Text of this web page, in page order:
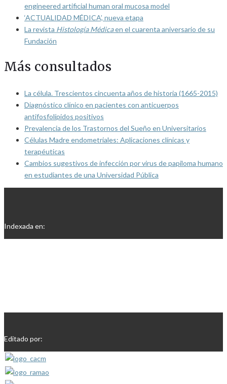
engineered artificial human oral mucosa model
‘ACTUALIDAD MÉDICA’, nueva etapa
La revista Histología Médicaen el cuarenta aniversario de su
Fundación
Más consultados
La célula. Trescientos cincuenta años de historia (1665-2015)
Diagnóstico clínico en pacientes con anticuerpos
antifosfolípidos positivos
Prevalencia de los Trastornos del Sueño en Universitarios
Células Madre endometriales: Aplicaciones clínicas y
terapéuticas
Cambios sugestivos de infección por virus de papiloma humano
en estudiantes de una Universidad Pública
Indexada en:
Editado por: